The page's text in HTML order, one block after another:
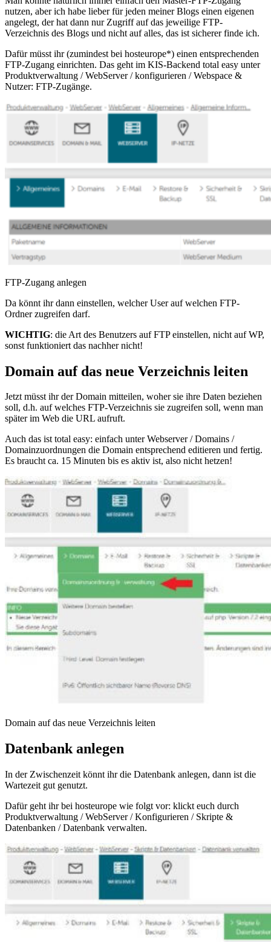
nutzen, aber ich habe lieber für jeden meiner Blogs einen eigenen
angelegt, der hat dann nur Zugriff auf das jeweilige FTP-
Verzeichnis des Blogs und nicht auf alles, das ist sicherer finde ich.
Dafür müsst ihr (zumindest bei hosteurope*) einen entsprechenden
FTP-Zugang einrichten. Das geht im KIS-Backend total easy unter
Produktverwaltung / WebServer / konfigurieren / Webspace &
Nutzer: FTP-Zugänge.
FTP-Zugang anlegen
Da könnt ihr dann einstellen, welcher User auf welchen FTP-
Ordner zugreifen darf.
WICHTIG: die Art des Benutzers auf FTP einstellen, nicht auf WP,
sonst funktioniert das nachher nicht!
Domain auf das neue Verzeichnis leiten
Jetzt müsst ihr der Domain mitteilen, woher sie ihre Daten beziehen
soll, d.h. auf welches FTP-Verzeichnis sie zugreifen soll, wenn man
später im Web die URL aufruft.
Auch das ist total easy: einfach unter Webserver / Domains /
Domainzuordnungen die Domain entsprechend editieren und fertig.
Es braucht ca. 15 Minuten bis es aktiv ist, also nicht hetzen!
Domain auf das neue Verzeichnis leiten
Datenbank anlegen
In der Zwischenzeit könnt ihr die Datenbank anlegen, dann ist die
Wartezeit gut genutzt.
Dafür geht ihr bei hosteurope wie folgt vor: klickt euch durch
Produktverwaltung / WebServer / Konfigurieren / Skripte &
Datenbanken / Datenbank verwalten.